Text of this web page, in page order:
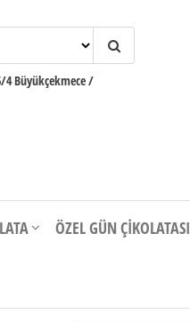
Büyükçekmece /
ÖZEL GÜN ÇIKOLATASI